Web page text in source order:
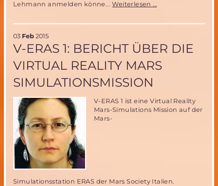
Lehmann anmelden könne...Weiterlesen …
November
noch
vergeben!
03 Feb 2015
V-ERAS 1: BERICHT ÜBER DIE
VIRTUAL REALITY MARS
SIMULATIONSMISSION
V-ERAS 1 ist eine Virtual Reality
Mars-Simulations Mission auf der
Mars-
Simulationsstation ERAS der Mars Society Italien.